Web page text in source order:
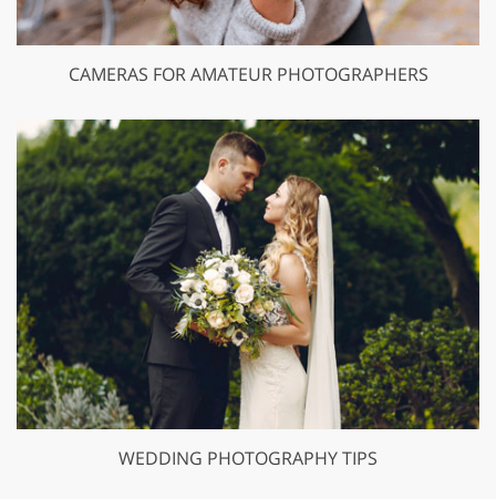
CAMERAS FOR AMATEUR PHOTOGRAPHERS
WEDDING PHOTOGRAPHY TIPS